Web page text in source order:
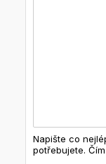
Napište co
potřebujete.